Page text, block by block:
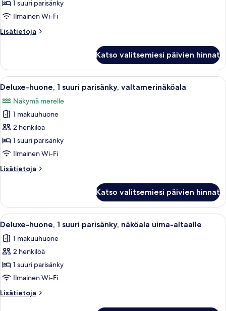
huone,
1
suuri
parisänky,
pihalle
kuvat
1 suuri parisänky
Ilmainen Wi-Fi
Lisätietoja
Lisätietoja
1
suuri
parisänky,
pihalle
Katso valitsemiesi päivien hinnat
Avaa
kaikki
huonetyypin
Deluxe-
huone,
1
suuri
valtamerinäköala
Hotellihuone, jossa on sänky,
6
Deluxe-huone, 1 suuri parisänky, valtamerinäköala
Näkymä merelle
1 makuuhuone
2 henkilöä
1 suuri parisänky
Ilmainen Wi-Fi
Lisätietoja
Lisätietoja
1
suuri
parisänky,
Katso valitsemiesi päivien hinnat
Avaa
kaikki
huonetyypin
Deluxe-
huone,
1
suuri
parisänky,
Hotellihuone, jossa on sänky,
7
Deluxe-huone, 1 suuri parisänky, näköala uima-altaalle
1 makuuhuone
2 henkilöä
1 suuri parisänky
Ilmainen Wi-Fi
Lisätietoja
Lisätietoja